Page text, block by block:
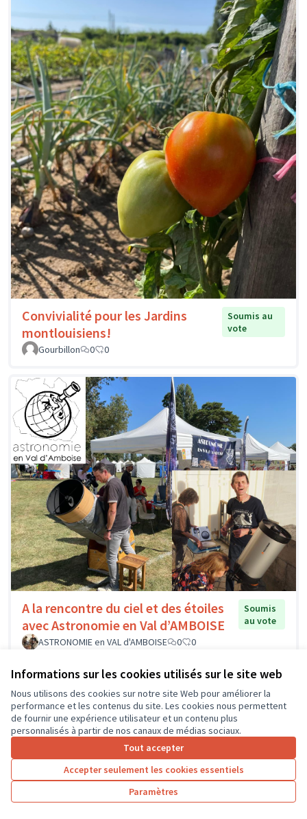
Informations sur les cookies utilisés sur le site web
Nous utilisons des cookies sur notre site Web pour améliorer la
performance et les contenus du site. Les cookies nous permettent
de fournir une expérience utilisateur et un contenu plus
personnalisés à partir de nos canaux de médias sociaux.
Tout accepter
Accepter seulement les cookies essentiels
Paramètres
Convivialité pour les Jardins
montlouisiens!
Soumis au
vote
Gourbillon
0 0
A la rencontre du ciel et des étoiles
avec Astronomie en Val d’AMBOISE
Soumis
au vote
ASTRONOMIE en VAL d'AMBOISE
0 0